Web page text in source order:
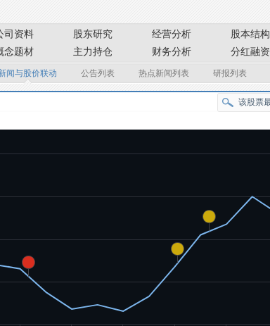
司资料 股东研究 经营分析 股本结构
念题材 主力持仓 财务分析 分红融资
闻与股价联动 公告列表 热点新闻列表 研报列表